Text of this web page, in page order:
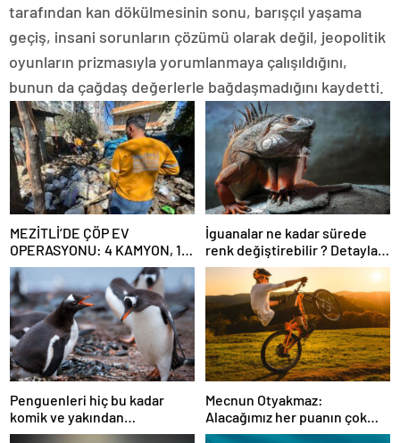
tarafından kan dökülmesinin sonu, barışçıl yaşama
geçiş, insani sorunların çözümü olarak değil, jeopolitik
oyunların prizmasıyla yorumlanmaya çalışıldığını,
bunun da çağdaş değerlerle bağdaşmadığını kaydetti.
MEZİTLİ’DE ÇÖP EV
OPERASYONU: 4 KAMYON, 10
TON ATIK ÇIKARILDI
İguanalar ne kadar sürede
renk değiştirebilir ? Detaylar
burada…
Penguenleri hiç bu kadar
komik ve yakından
görmemiştiniz
Mecnun Otyakmaz:
Alacağımız her puanın çok
önemi var